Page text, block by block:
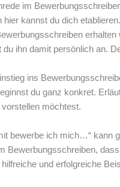
im
hier kannst du dich
du ihn damit persönlich an.
ins
du ganz konkret.
vorstellen möchtest.
bewerbe ich mich…“ kann
Bewerbungsschreiben,
hilfreiche und erfolgreiche